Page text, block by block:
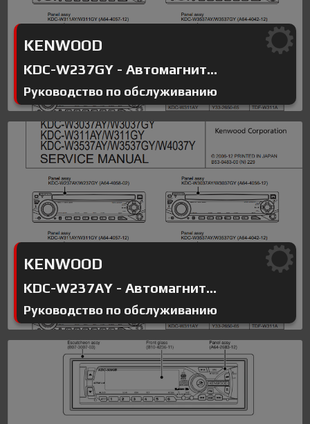
KENWOOD
KDC-W237GY - Автомагнит...
Руководство по обслуживанию
KENWOOD
KDC-W237AY - Автомагнит...
Руководство по обслуживанию